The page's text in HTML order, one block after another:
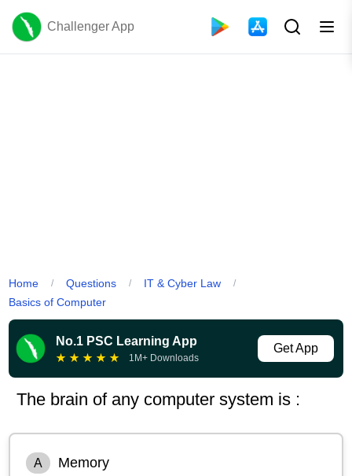
Challenger App
Home / Questions / IT & Cyber Law /
Basics of Computer
No.1 PSC Learning App
★ ★ ★ ★ ★ 1M+ Downloads
Get App
The brain of any computer system is :
A Memory